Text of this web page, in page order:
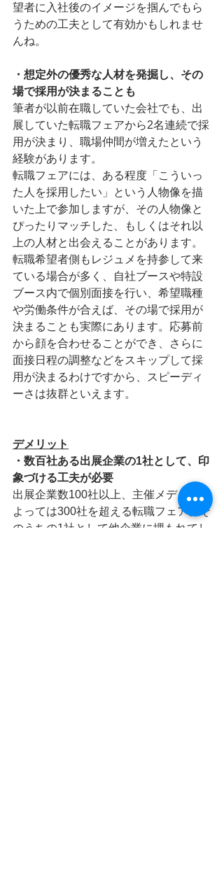
望者に入社後のイメージを掴んでもら
うための工夫として有効かもしれませ
んね。
・想定外の優秀な人材を発掘し、その
場で採用が決まることも
筆者が以前在職していた会社でも、出
展していた転職フェアから2名連続で採
用が決まり、職場仲間が増えたという
経験があります。
転職フェアには、ある程度「こういっ
た人を採用したい」という人物像を描
いた上で参加しますが、その人物像と
ぴったりマッチした、もしくはそれ以
上の人材と出会えることがあります。
転職希望者側もレジュメを持参して来
ている場合が多く、自社ブースや特設
ブース内で個別面接を行い、希望職種
や労働条件が合えば、その場で採用が
決まることも実際にあります。応募前
から顔を合わせることができ、さらに
面接日程の調整などをスキップして採
用が決まるわけですから、スピーディ
ーさは抜群といえます。
デメリット
・数百社ある出展企業の1社として、印
象づける工夫が必要
出展企業数100社以上、主催メディアに
よっては300社を超える転職フェア。そ
のうちの1社として他企業に埋もれてし